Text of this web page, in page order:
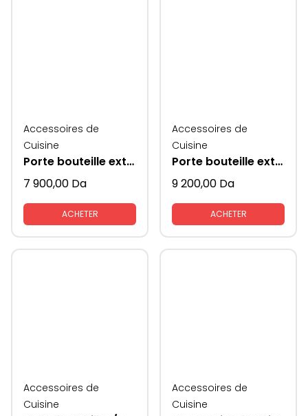
Accessoires de
Cuisine
Porte bouteille extractible
7 900,00 Da
ACHETER
Accessoires de
Cuisine
Porte bouteille extractible modèle 200mm
9 200,00 Da
ACHETER
Accessoires de
Cuisine
Accessoires de
Cuisine